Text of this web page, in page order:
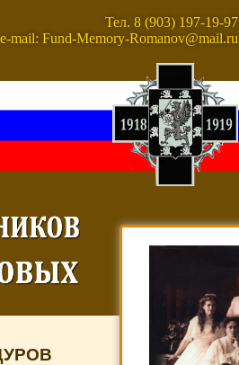
Тел. 8 (903) 197-19-97
e-mail: Fund-Memory-Romanov@mail.ru